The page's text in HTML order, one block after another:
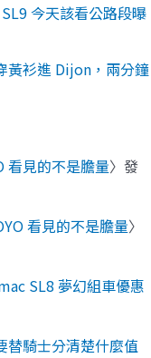
今天該看公路段曝
黃衫進 Dijon，兩分鐘
看見的不是膽量〉發
看見的不是膽量〉
SL8 夢幻組車優惠
替騎士分清楚什麼值